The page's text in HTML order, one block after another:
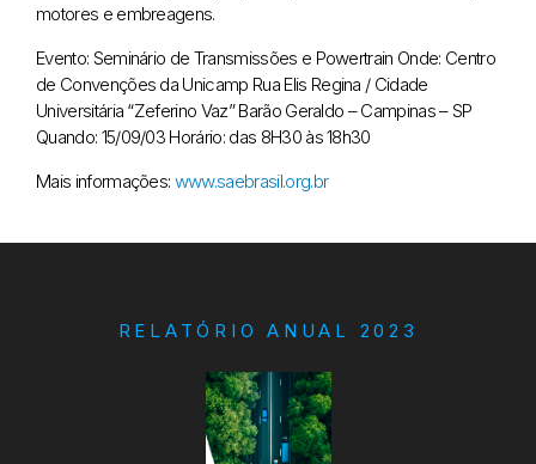
motores e embreagens.
Evento: Seminário de Transmissões e Powertrain Onde: Centro
de Convenções da Unicamp Rua Elis Regina / Cidade
Universitária “Zeferino Vaz”Barão Geraldo – Campinas – SP
Quando: 15/09/03 Horário: das 8H30 às 18h30
Mais informações: www.saebrasil.org.br
RELATÓRIO ANUAL 2023